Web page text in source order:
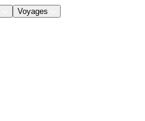
Voyages